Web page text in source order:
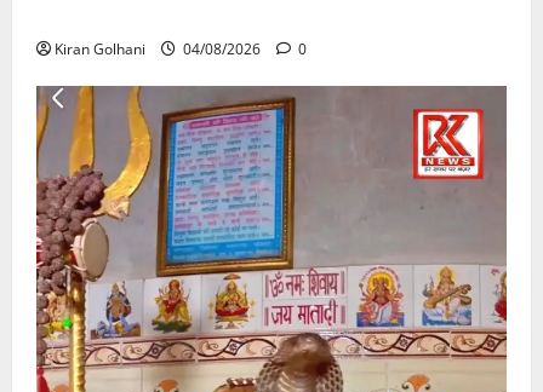
Kiran Golhani 04/08/2026 0